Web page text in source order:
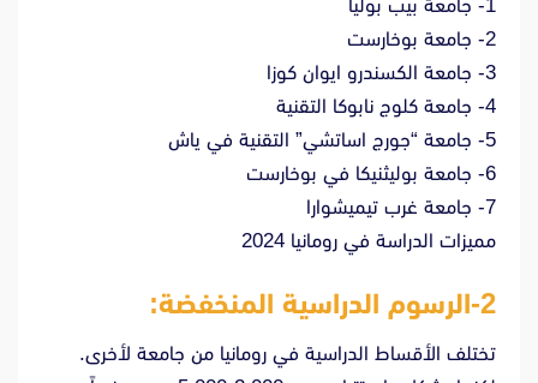
1- جامعة بيب بوليا
2- جامعة بوخارست
3- جامعة الكسندرو ايوان كوزا
4- جامعة كلوج نابوكا التقنية
5- جامعة “جورج اساتشي” التقنية في ياش
6- جامعة بوليثنيكا في بوخارست
7- جامعة غرب تيميشوارا
مميزات الدراسة في رومانيا 2024
2-الرسوم الدراسية المنخفضة:
تختلف الأقساط الدراسية في رومانيا من جامعة لأخرى.